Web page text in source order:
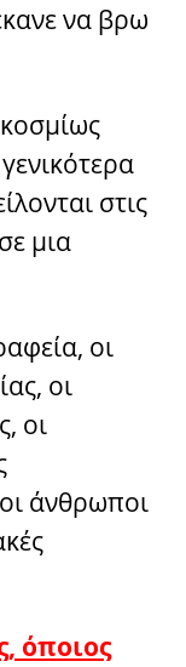
να βρω
στις
μια
οι
οι
οι
άνθρωποι
όποιος